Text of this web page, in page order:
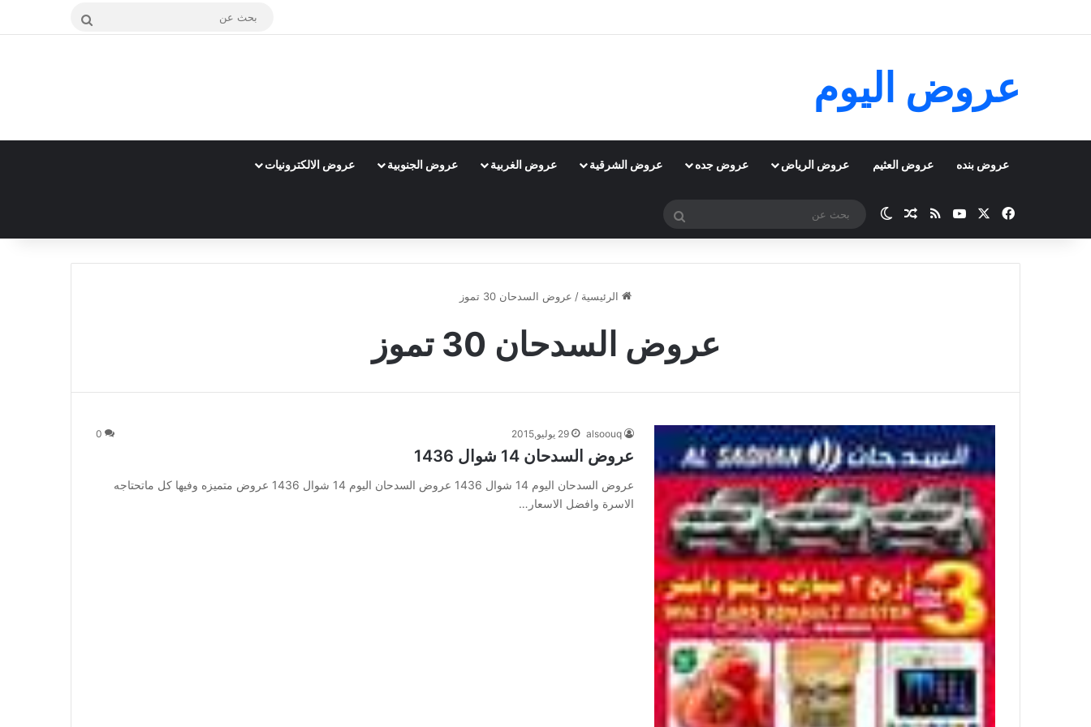
بحث
عروض اليوم
عروض بنده عروض العثيم عروض الرياض عروض جده عروض الشرقية عروض الغربية عروض الجنوبية عروض الالكترونيات
فيسبوك ‫YouTubeملخص الموقع RSS
مقال عشوائي
الوضع المظلم
بحث
الرئيسية / عروض السدحان 30 تموز
عروض السدحان 30 تموز
alsoouq 29 يوليو,2015 0
عروض السدحان 14 شوال 1436
عروض السدحان اليوم 14 شوال 1436 عروض السدحان اليوم 14 شوال 1436 عروض متميزه وفيها كل ماتحتاجه
الاسرة وافضل الاسعار…